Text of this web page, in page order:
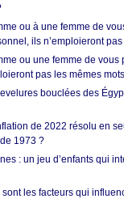
ou à une femme de
ils n’emploieront
ou une femme de
pas les mêmes mots
bouclées des
de 2022 résolu en
1973 ?
: un jeu d’enfants qui
sont les facteurs qui